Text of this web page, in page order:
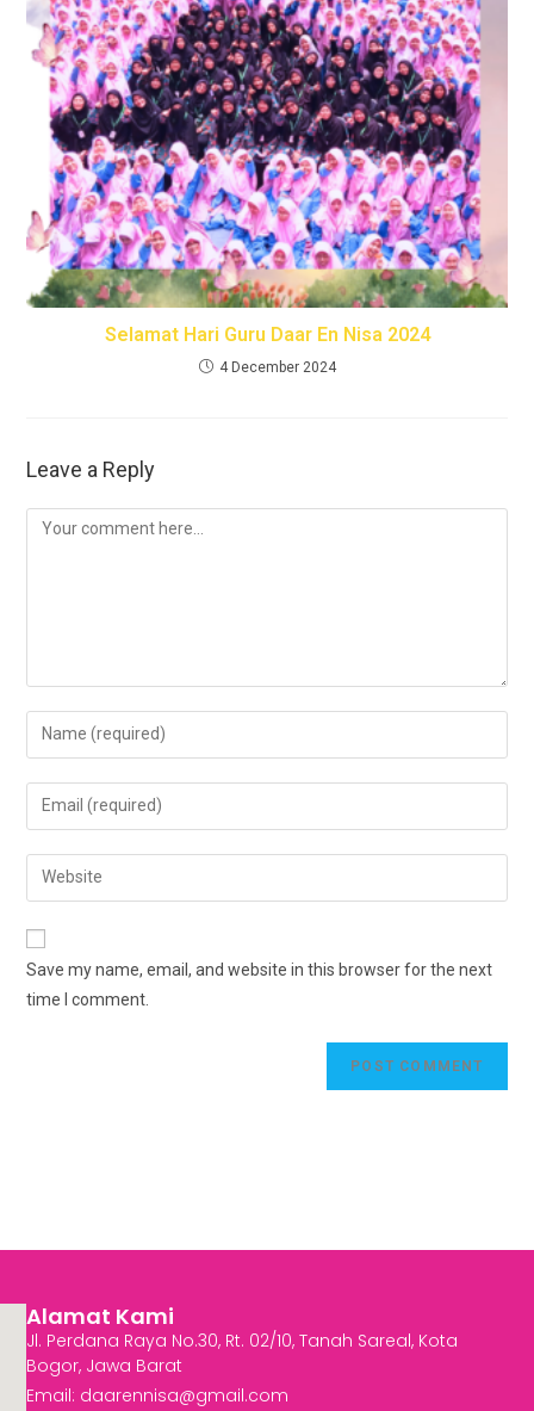
Selamat Hari Guru Daar En Nisa 2024
4 December 2024
Leave a Reply
Save my name, email, and website in this browser for the next
time I comment.
Alamat Kami
Jl. Perdana Raya No.30, Rt. 02/10, Tanah Sareal, Kota
Bogor, Jawa Barat
Email: daarennisa@gmail.com